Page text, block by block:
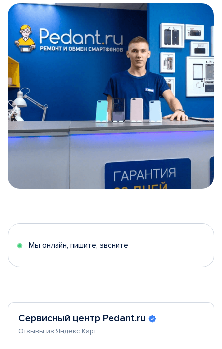
5
Мы онлайн, пишите, звоните
Сервисный центр Pedant.ru
Отзывы из Яндекс Карт